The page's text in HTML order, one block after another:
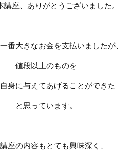
講座、ありがとうございました。
番大きなお金を支払いましたが、
値段以上のものを
身に与えてあげることができた
と思っています。
座の内容もとても興味深く、